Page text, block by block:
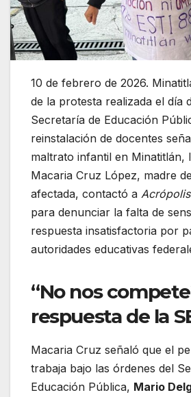
10 de febrero de 2026.
de la protesta realizada el día
Secretaría de Educación
reinstalación de docentes
maltrato infantil en Minatitlán,
Macaria Cruz López, madre
afectada, contactó a
para denunciar la falta de
respuesta insatisfactoria por
autoridades educativas
“No nos
respuesta de la
Macaria Cruz señaló que el
trabaja bajo las órdenes del
Educación Pública, Mario